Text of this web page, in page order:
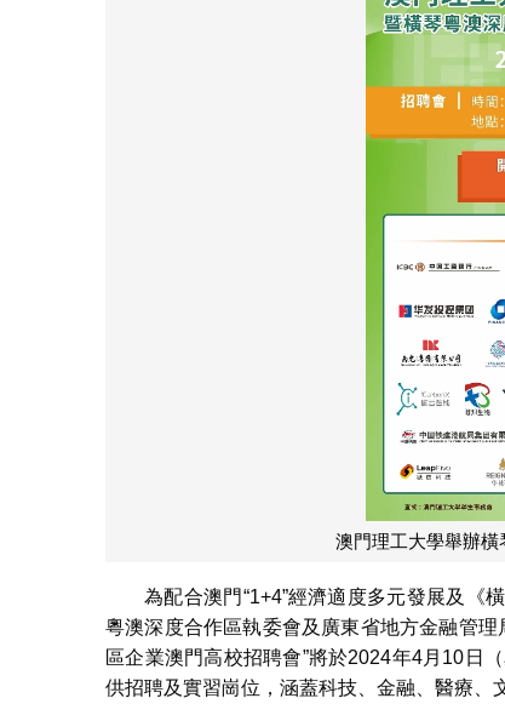
澳門理工大學舉辦
為配合澳門“1+4”經濟適度多元發展及《
粵澳深度合作區執委會及廣東省地方金融管
區企業澳門高校招聘會”將於2024年4月10日
供招聘及實習崗位，涵蓋科技、金融、醫療、